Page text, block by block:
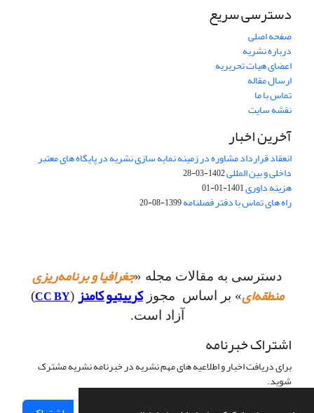
دسترسی سریع
صفحه اصلی
درباره نشریه
اعضای هیات تحریریه
ارسال مقاله
تماس با ما
نقشه سایت
آخرین اخبار
انعقاد قرارداد مشاوره در زمینه نمایه سازی نشریه در پایگاه های معتبر
داخلی و بین المللی1402-03-28
هزینه داوری1401-01-01
راه های تماس با دفتر فصلنامه1399-08-20
دسترسی به مقالات مجله «جغرافیا و برنامه‌ریزی
منطقه‌ای» بر اساس مجوزکرییتیو کامنز (
CC BY
)
آزاد است.
اشتراک خبرنامه
برای دریافت اخبار و اطلاعیه های مهم نشریه در خبرنامه نشریه مشترک
شوید.